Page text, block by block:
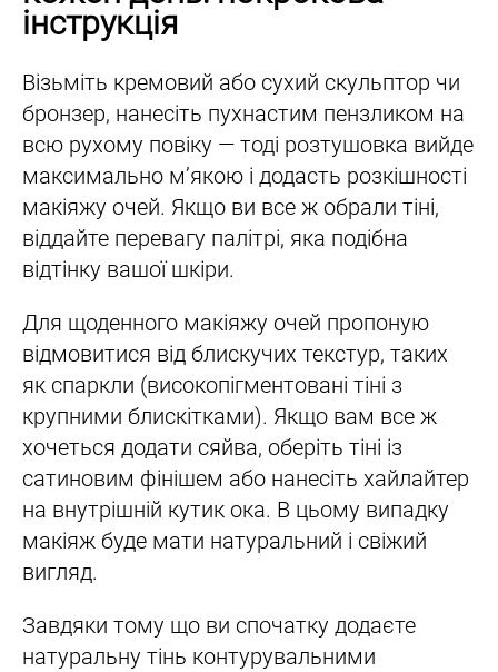
інструкція
Візьміть кремовий або сухий скульптор чи
бронзер, нанесіть пухнастим пензликом на
всю рухому повіку — тоді розтушовка вийде
максимально мʼякою і додасть розкішності
макіяжу очей. Якщо ви все ж обрали тіні,
віддайте перевагу палітрі, яка подібна
відтінку вашої шкіри.
Для щоденного макіяжу очей пропоную
відмовитися від блискучих текстур, таких
як спаркли (високопігментовані тіні з
крупними блискітками). Якщо вам все ж
хочеться додати сяйва, оберіть тіні із
сатиновим фінішем або нанесіть хайлайтер
на внутрішній кутик ока. В цьому випадку
макіяж буде мати натуральний і свіжий
вигляд.
Завдяки тому що ви спочатку додаєте
натуральну тінь контурувальними